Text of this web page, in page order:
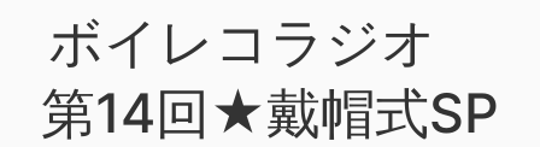
ボイレコラジオ
第14回★戴帽式SP